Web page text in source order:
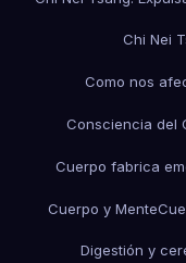
Chi Nei
Como nos
Consciencia del
Cuerpo fabrica
Cuerpo y Mente
Digestión y